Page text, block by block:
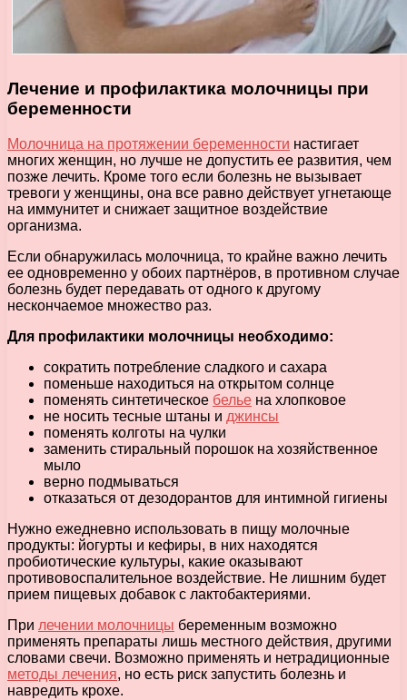
Лечение и профилактика молочницы при
беременности
Молочница на протяжении беременности настигает
многих женщин, но лучше не допустить ее развития, чем
позже лечить. Кроме того если болезнь не вызывает
тревоги у женщины, она все равно действует угнетающе
на иммунитет и снижает защитное воздействие
организма.
Если обнаружилась молочница, то крайне важно лечить
ее одновременно у обоих партнёров, в противном случае
болезнь будет передавать от одного к другому
нескончаемое множество раз.
Для профилактики молочницы необходимо:
сократить потребление сладкого и сахара
поменьше находиться на открытом солнце
поменять синтетическое белье на хлопковое
не носить тесные штаны и джинсы
поменять колготы на чулки
заменить стиральный порошок на хозяйственное
мыло
верно подмываться
отказаться от дезодорантов для интимной гигиены
Нужно ежедневно использовать в пищу молочные
продукты: йогурты и кефиры, в них находятся
пробиотические культуры, какие оказывают
противовоспалительное воздействие. Не лишним будет
прием пищевых добавок с лактобактериями.
При лечении молочницы беременным возможно
применять препараты лишь местного действия, другими
словами свечи. Возможно применять и нетрадиционные
методы лечения, но есть риск запустить болезнь и
навредить крохе.